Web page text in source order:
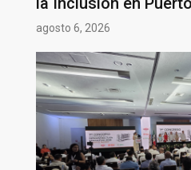
agosto 6, 2026